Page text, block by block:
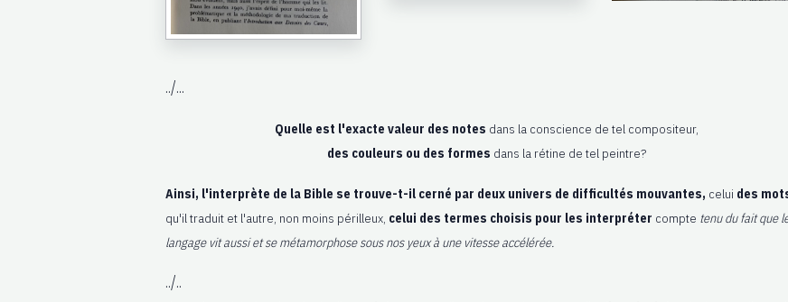
../...
Quelle est l'exacte valeur des notes dans la conscience de tel compositeur,
des couleurs ou des formes dans la rétine de tel peintre?
Ainsi, l'interprète de la Bible se trouve-t-il cerné par deux univers de difficultés mouvantes, celui des
qu'il traduit et l'autre, non moins périlleux, celui des termes choisis pour les interpréter compte tenu du fait que
langage vit aussi et se métamorphose sous nos yeux à une vitesse accélérée.
../..